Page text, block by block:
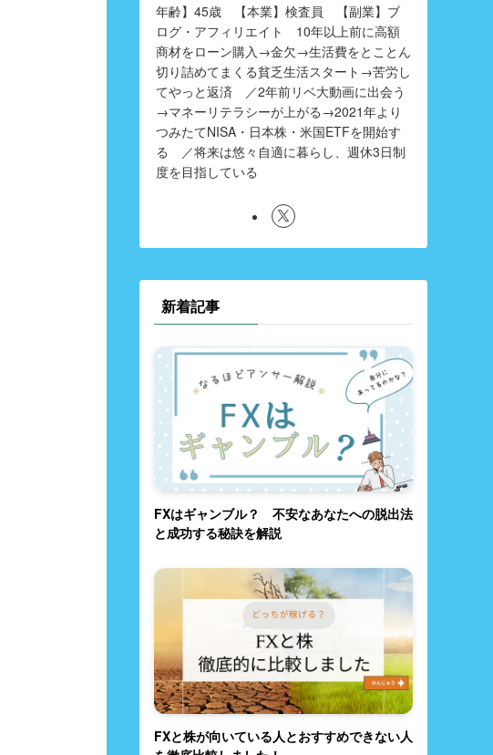
年齢】45歳 【本業】検査員 【副業】ブ
ログ・アフィリエイト 10年以上前に高額
商材をローン購入→金欠→生活費をとことん
切り詰めてまくる貧乏生活スタート→苦労し
てやっと返済 ／2年前リベ大動画に出会う
→マネーリテラシーが上がる→2021年より
つみたてNISA・日本株・米国ETFを開始す
る ／将来は悠々自適に暮らし、週休3日制
度を目指している
新着記事
FXはギャンブル？ 不安なあなたへの脱出法
と成功する秘訣を解説
FXと株が向いている人とおすすめできない人